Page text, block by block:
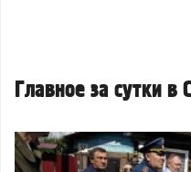
Главное за сутки в